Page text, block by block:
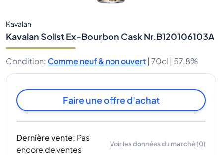
Kavalan
Kavalan Solist Ex-Bourbon Cask Nr.B120106103A
Condition: Comme neuf & non ouvert | 70cl | 57.8%
Faire une offre d'achat
Dernière vente: Pas
encore de ventes
Voir les données du marché(0)